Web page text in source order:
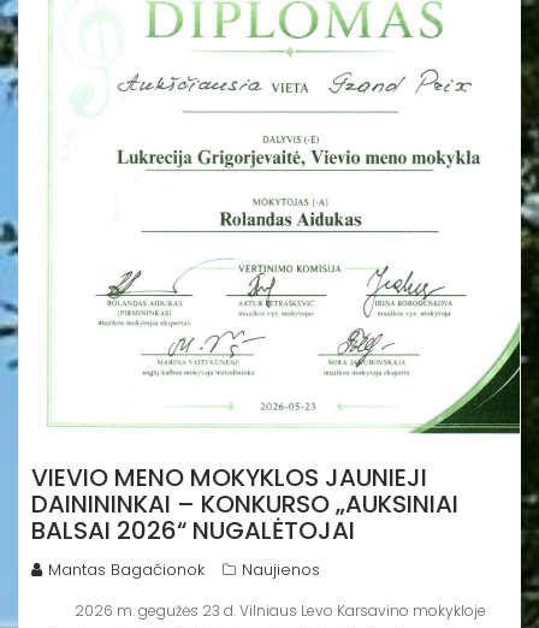
VIEVIO MENO MOKYKLOS JAUNIEJI
DAINININKAI – KONKURSO „AUKSINIAI
BALSAI 2026“ NUGALĖTOJAI
Mantas Bagačionok Naujienos
2026 m. gegužės 23 d. Vilniaus Levo Karsavino mokykloje